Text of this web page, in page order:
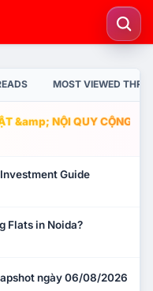
MOST VIEWED
&amp; NỘI QUY CỘNG
Guide
Flats in Noida?
ngày 06/08/2026